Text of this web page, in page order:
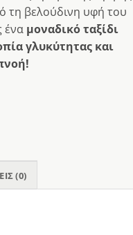
τη βελούδινη υφή του
ένα μοναδικό ταξίδι
γλυκύτητας και
(0)